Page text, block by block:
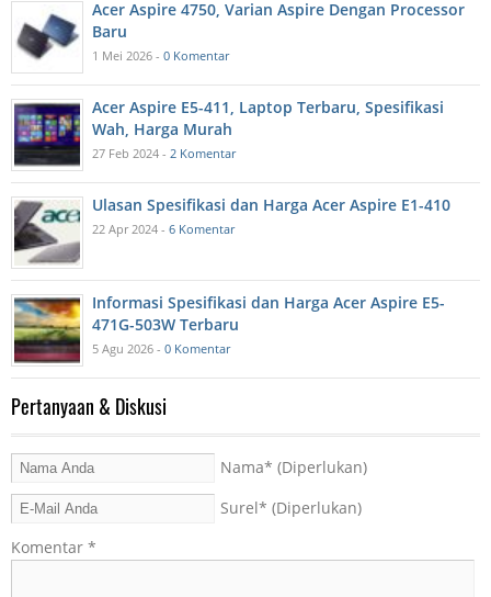
Acer Aspire 4750, Varian Aspire Dengan Processor
Baru
1 Mei 2026 - 0 Komentar
Acer Aspire E5-411, Laptop Terbaru, Spesifikasi
Wah, Harga Murah
27 Feb 2024 - 2 Komentar
Ulasan Spesifikasi dan Harga Acer Aspire E1-410
22 Apr 2024 - 6 Komentar
Informasi Spesifikasi dan Harga Acer Aspire E5-
471G-503W Terbaru
5 Agu 2026 - 0 Komentar
Pertanyaan & Diskusi
Nama* (Diperlukan)
Surel* (Diperlukan)
Komentar *